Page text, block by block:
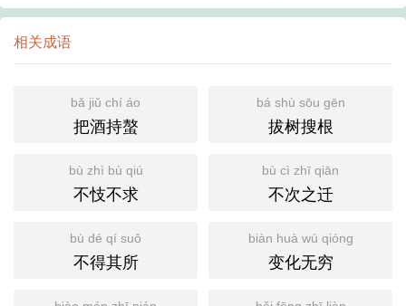
相关成语
bǎ jiǔ chí áo
把酒持螯
bá shù sōu gēn
拔树搜根
bù zhì bù qiú
不忮不求
bù cì zhī qiān
不次之迁
bù dé qí suǒ
不得其所
biàn huà wú qióng
变化无穷